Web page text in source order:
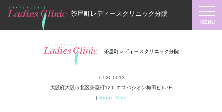
茶屋町レディースクリニック分院
〒530-0013
大阪府大阪市北区茶屋町12-6 エスパシオン梅田ビル7F
[Google Map]